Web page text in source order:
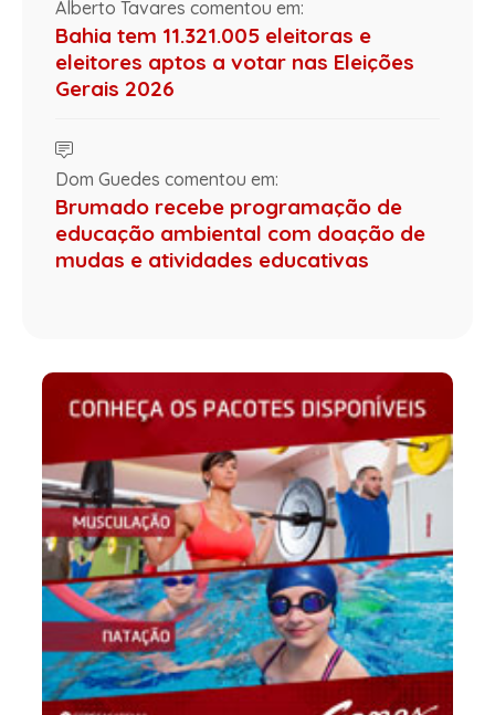
Alberto Tavares comentou em:
Bahia tem 11.321.005 eleitoras e
eleitores aptos a votar nas Eleições
Gerais 2026
Dom Guedes comentou em:
Brumado recebe programação de
educação ambiental com doação de
mudas e atividades educativas